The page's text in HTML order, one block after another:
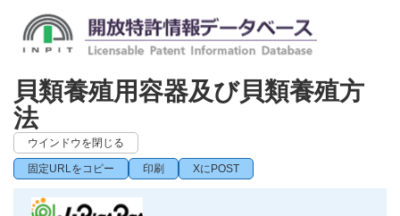
貝類養殖用容器及び貝類養殖方
法
ウインドウを閉じる
固定URLをコピー 印刷 XにPOST